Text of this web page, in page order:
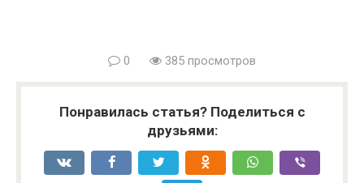
0 385 просмотров
Понравилась статья? Поделиться с
друзьями: